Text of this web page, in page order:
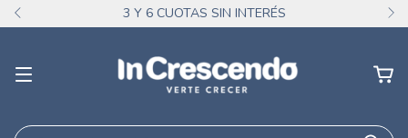
3 Y 6 CUOTAS SIN INTERÉS